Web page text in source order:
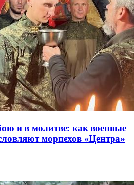
и в молитве: как военные
морпехов «Центра»